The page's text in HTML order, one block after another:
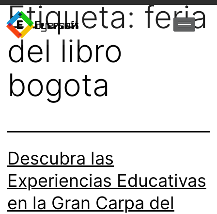
Etiqueta:feria
del libro
bogota
Descubra las
Experiencias Educativas
en la Gran Carpa del